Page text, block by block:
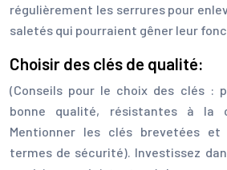
régulièrement les serrures pour
saletés qui pourraient gêner leur
Choisir des clés de qualité:
(Conseils pour le choix des clés :
bonne qualité, résistantes à la
Mentionner les clés brevetées et
termes de sécurité). Investissez